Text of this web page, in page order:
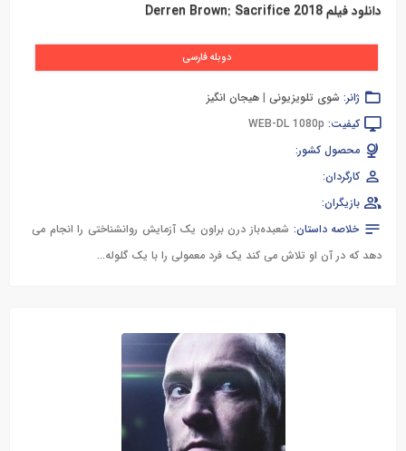
دانلود فیلم Derren Brown: Sacrifice 2018
دوبله فارسی
ژانر: شوی تلویزیونی | هیجان انگیز
کیفیت: WEB-DL 1080p
محصول کشور:
کارگردان:
بازیگران:
خلاصه داستان: شعبده‌باز درن براون یک آزمایش روانشناختی را انجام می
دهد که در آن او تلاش می کند یک فرد معمولی را با یک گلوله...